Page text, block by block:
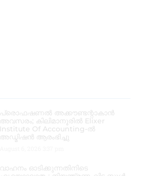
പ്രൊഫഷണൽ അക്കൗണ്ടന്റാകാൻ
അവസരം; കിലിമാനൂരിൽ Elixer
Institute Of Accounting-ൽ
അഡ്മിഷൻ ആരംഭിച്ചു
വാഹനം ഓടിക്കുന്നതിനിടെ